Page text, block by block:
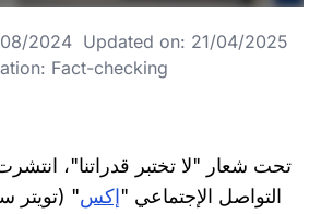
2024 Updated on: 21/04/2025
Fact-checking
تحت شعار "لا تختبر قدراتنا"،
التواصل الإجتماعي "إكس" (تويتر